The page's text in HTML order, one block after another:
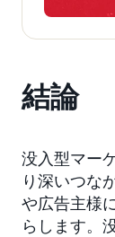
結論
没入型マー
り深いつな
や広告主様
らします。